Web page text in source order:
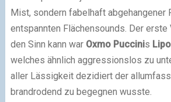
Mist, sondern fabelhaft abgehangener
entspannten Flächensounds. Der erste
den Sinn kann war Oxmo Puccinis
welches ähnlich aggressionslos zu
aller Lässigkeit dezidiert der
brandrodend zu begegnen wusste.